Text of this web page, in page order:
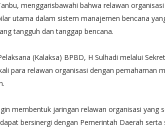
menggarisbawahi bahwa relawan
utama dalam sistem manajemen bencana
tangguh dan tanggap bencana.
(Kalaksa) BPBD, H Sulhadi melalui
para relawan organisasi dengan pemahaman
membentuk jaringan relawan organisasi
bersinergi dengan Pemerintah Daerah